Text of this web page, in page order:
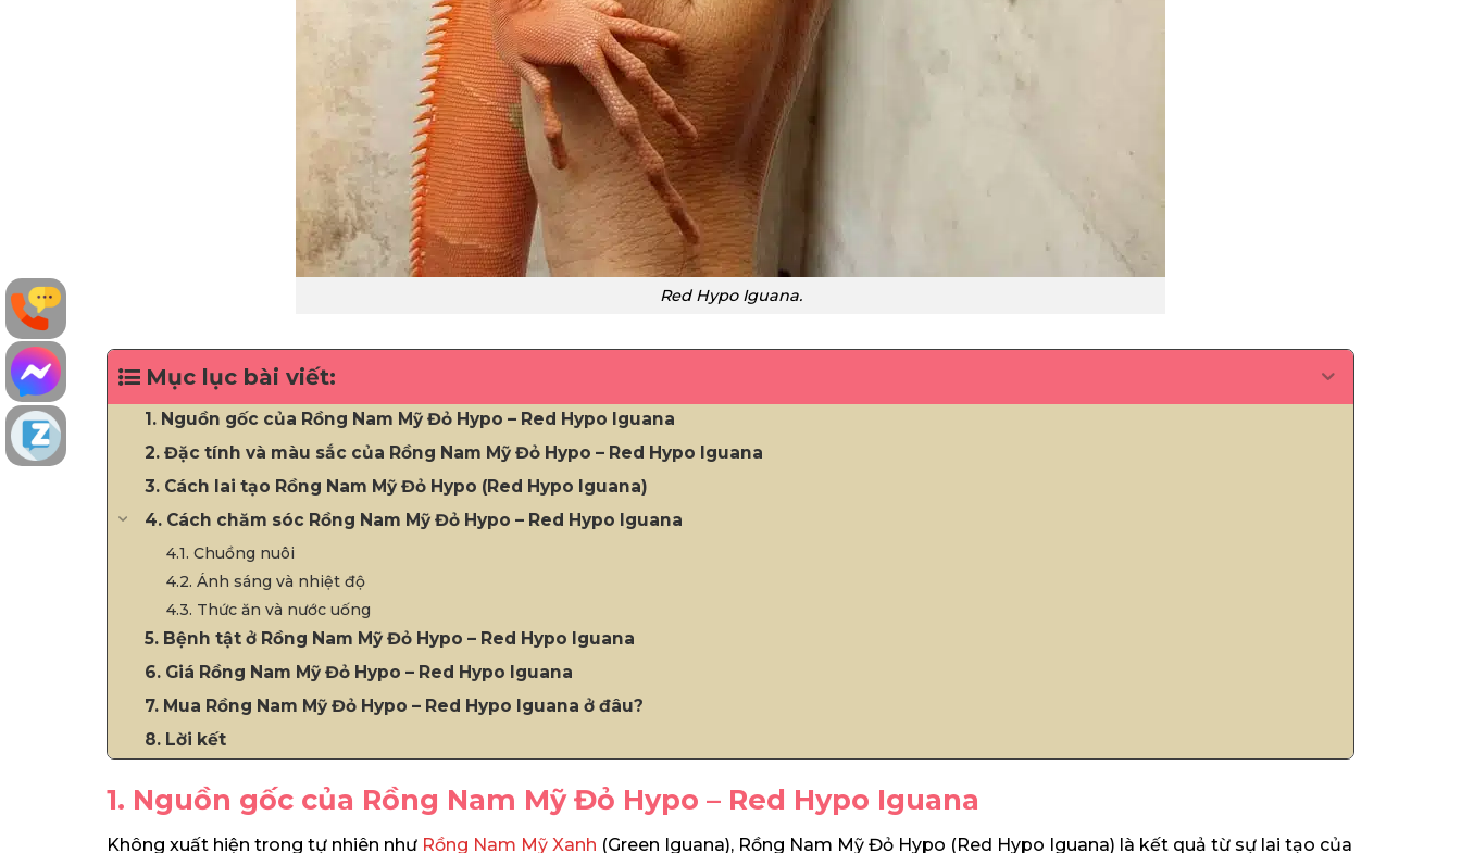
Red Hypo Iguana.
Mục lục bài viết:
1. Nguồn gốc của Rồng Nam Mỹ Đỏ Hypo – Red Hypo Iguana
2. Đặc tính và màu sắc của Rồng Nam Mỹ Đỏ Hypo – Red Hypo Iguana
3. Cách lai tạo Rồng Nam Mỹ Đỏ Hypo (Red Hypo Iguana)
4. Cách chăm sóc Rồng Nam Mỹ Đỏ Hypo – Red Hypo Iguana
4.1. Chuồng nuôi
4.2. Ánh sáng và nhiệt độ
4.3. Thức ăn và nước uống
5. Bệnh tật ở Rồng Nam Mỹ Đỏ Hypo – Red Hypo Iguana
6. Giá Rồng Nam Mỹ Đỏ Hypo – Red Hypo Iguana
7. Mua Rồng Nam Mỹ Đỏ Hypo – Red Hypo Iguana ở đâu?
8. Lời kết
1. Nguồn gốc của Rồng Nam Mỹ Đỏ Hypo – Red Hypo Iguana
Không xuất hiện trong tự nhiên như Rồng Nam Mỹ Xanh (Green Iguana), Rồng Nam Mỹ Đỏ Hypo (Red Hypo Iguana) là kết quả từ sự lai tạo của